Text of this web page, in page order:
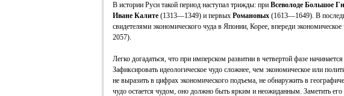
В истории Руси такой период наступал трижды: при Всеволоде Большое
Иване Калите (1313—1349) и первых Романовых (1613—1649). В
свидетелями экономического чуда в Японии, Корее, впереди
2057).
Легко догадаться, что при имперском развитии в четвертой фазе
Зафиксировать идеологическое чудо сложнее, чем экономическое или
не выразить в цифрах экономического подъема, не обнаружить в
чудо остается чудом, оно должно быть ярким и неожиданным. Заметить